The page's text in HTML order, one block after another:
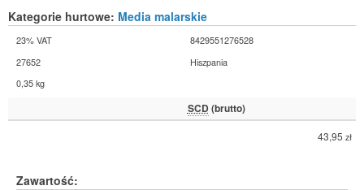
Kategorie hurtowe: Media malarskie
23% VAT
8429551276528
27652
Hiszpania
0,35 kg
SCD (brutto)
43,95 zł
Zawartość: